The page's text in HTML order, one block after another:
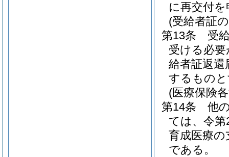
に再交付
(受給者証
第13条
受
受ける必
給者証返還
するもの
(医療保険
第14条
他
ては、令
育成医療
である。